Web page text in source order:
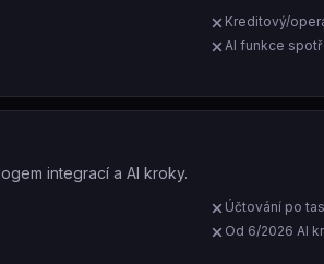
Kreditový/
AI funkce
integrací a AI kroky.
Účtování po
Od 6/2026 AI